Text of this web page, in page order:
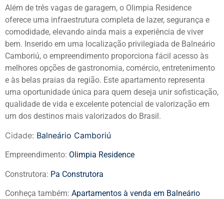
Além de três vagas de garagem, o Olimpia Residence
oferece uma infraestrutura completa de lazer, segurança e
comodidade, elevando ainda mais a experiência de viver
bem. Inserido em uma localização privilegiada de Balneário
Camboriú, o empreendimento proporciona fácil acesso às
melhores opções de gastronomia, comércio, entretenimento
e às belas praias da região. Este apartamento representa
uma oportunidade única para quem deseja unir sofisticação,
qualidade de vida e excelente potencial de valorização em
um dos destinos mais valorizados do Brasil.
Cidade: Balneário Camboriú
Empreendimento: Olimpia Residence
Construtora: Pa Construtora
Conheça também: Apartamentos à venda em Balneário